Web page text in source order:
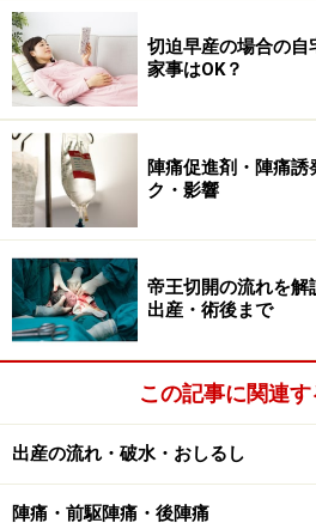
切迫早産の場合の自
家事はOK？
陣痛促進剤・陣痛
ク・影響
帝王切開の流れを解
出産・術後まで
この記事に関連
出産の流れ・破水・おしるし
陣痛・前駆陣痛・後陣痛